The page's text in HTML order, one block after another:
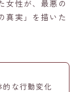
女性が、最悪の
真実」を描いた
的な行動変化